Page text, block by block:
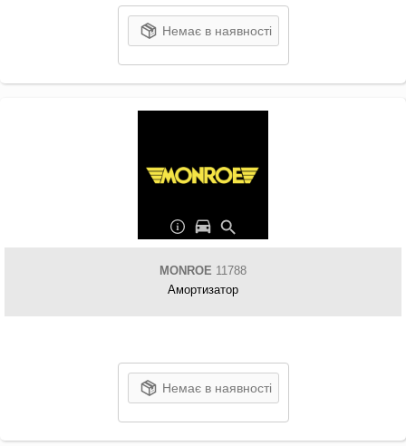
Немає в наявності
MONROE 11788
Амортизатор
Немає в наявності